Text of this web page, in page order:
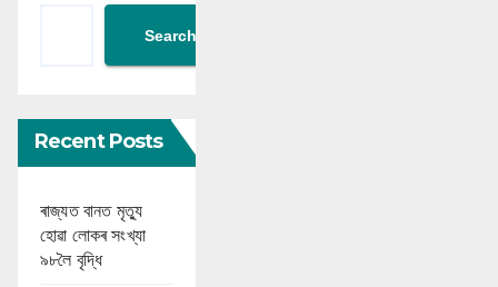
Search
Recent Posts
ৰাজ্যত বানত মৃত্যু
হোৱা লোকৰ সংখ্যা
৯৮লৈ বৃদ্ধি